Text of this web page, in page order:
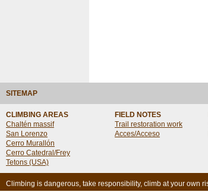
SITEMAP
CLIMBING AREAS
Chaltén massif
San Lorenzo
Cerro Murallón
Cerro Catedral/Frey
Tetons (USA)
FIELD NOTES
Trail restoration work
Acces/Acceso
Climbing is dangerous, take responsibility, climb at your own